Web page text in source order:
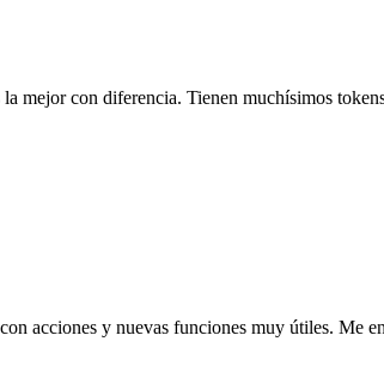
mejor con diferencia. Tienen muchísimos
acciones y nuevas funciones muy útiles. Me